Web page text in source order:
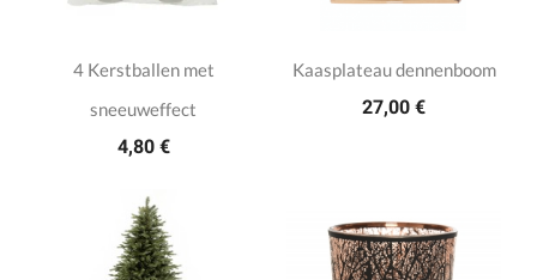
4 Kerstballen met
sneeuweffect
4,80 €
Kaasplateau dennenboom
27,00 €